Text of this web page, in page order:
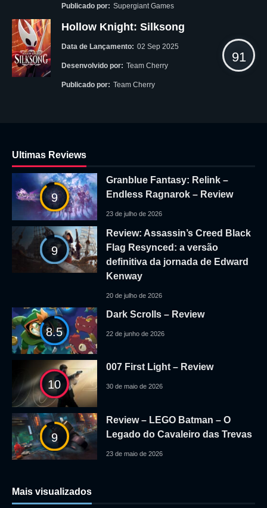
Publicado por: Supergiant Games
Hollow Knight: Silksong
Data de Lançamento: 02 Sep 2025
Desenvolvido por: Team Cherry
Publicado por: Team Cherry
91
Ultimas Reviews
9
Granblue Fantasy: Relink –
Endless Ragnarok – Review
23 de julho de 2026
9
Review: Assassin’s Creed Black
Flag Resynced: a versão
definitiva da jornada de Edward
Kenway
20 de julho de 2026
8.5
Dark Scrolls – Review
22 de junho de 2026
10
007 First Light – Review
30 de maio de 2026
9
Review – LEGO Batman – O
Legado do Cavaleiro das Trevas
23 de maio de 2026
Mais visualizados